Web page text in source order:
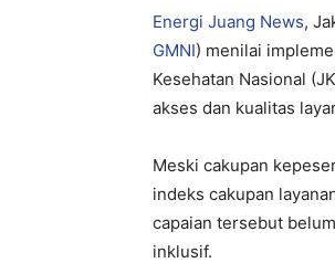
Energi Juang News,
GMNI) menilai
Kesehatan Nasional
akses dan kualitas
Meski cakupan
indeks cakupan
capaian tersebut
inklusif.